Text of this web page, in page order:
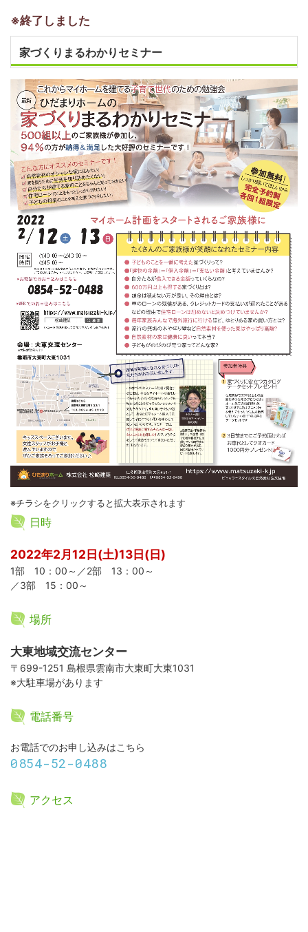
※終了しました
家づくりまるわかりセミナー
※チラシをクリックすると拡大表示されます
日時
2022年2月12日(土)13日(日)
1部 10：00～／2部 13：00～
／3部 15：00～
場所
大東地域交流センター
〒699-1251 島根県雲南市大東町大東1031
※大駐車場があります
電話番号
お電話でのお申し込みはこちら
0854-52-0488
アクセス